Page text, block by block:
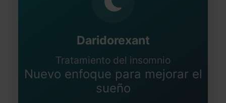
Daridorexant
Tratamiento del insomnio
Nuevo enfoque para mejorar el
sueño